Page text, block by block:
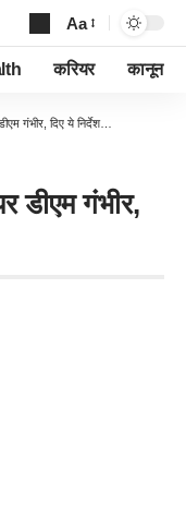
Font
Resizer
Aa
करियर कानून
गंभीर, दिए ये निर्देश…
डीएम गंभीर,